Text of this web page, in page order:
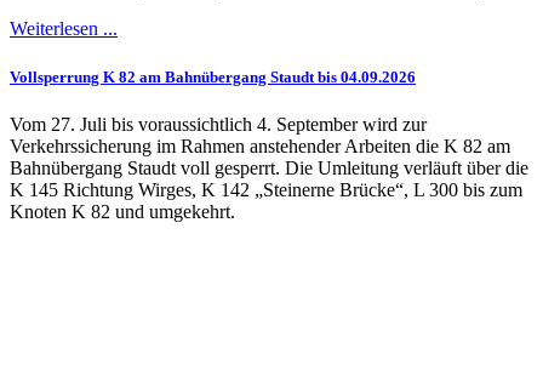
Weiterlesen ...
Vollsperrung K 82 am Bahnübergang Staudt bis 04.09.2026
Vom 27. Juli bis voraussichtlich 4. September wird zur
Verkehrssicherung im Rahmen anstehender Arbeiten die K 82 am
Bahnübergang Staudt voll gesperrt. Die Umleitung verläuft über die
K 145 Richtung Wirges, K 142 „Steinerne Brücke“, L 300 bis zum
Knoten K 82 und umgekehrt.